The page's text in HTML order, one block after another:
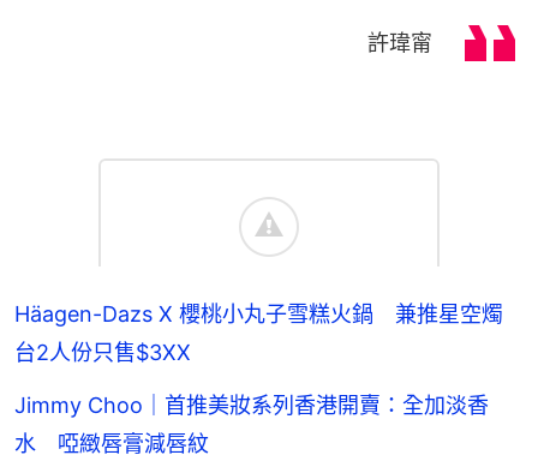
許瑋甯
Häagen-Dazs X 櫻桃小丸子雪糕火鍋 兼推星空燭
台2人份只售$3XX
Jimmy Choo｜首推美妝系列香港開賣：全加淡香
水 啞緻唇膏減唇紋